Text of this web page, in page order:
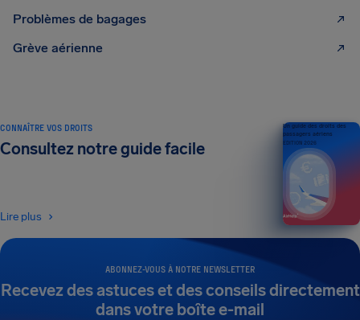
Problèmes de bagages
Grève aérienne
ABONNEZ-VOUS À NOTRE NEWSLETTER
Recevez des astuces et des conseils directement
dans votre boîte e-mail
CONNAÎTRE VOS DROITS
Consultez notre guide facile
Lire plus
Un guide des droits des
passagers aériens
ÉDITION 2026